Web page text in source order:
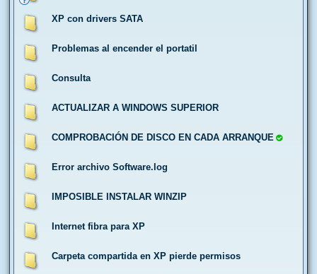
XP con drivers SATA
Problemas al encender el portatil
Consulta
ACTUALIZAR A WINDOWS SUPERIOR
COMPROBACIÓN DE DISCO EN CADA ARRANQUE
Error archivo Software.log
IMPOSIBLE INSTALAR WINZIP
Internet fibra para XP
Carpeta compartida en XP pierde permisos